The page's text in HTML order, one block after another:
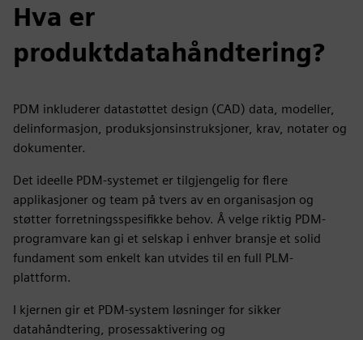
Hva er
produktdatahåndtering?
PDM inkluderer datastøttet design (CAD) data, modeller,
delinformasjon, produksjonsinstruksjoner, krav, notater og
dokumenter.
Det ideelle PDM-systemet er tilgjengelig for flere
applikasjoner og team på tvers av en organisasjon og
støtter forretningsspesifikke behov. Å velge riktig PDM-
programvare kan gi et selskap i enhver bransje et solid
fundament som enkelt kan utvides til en full PLM-
plattform.
I kjernen gir et PDM-system løsninger for sikker
datahåndtering, prosessaktivering og